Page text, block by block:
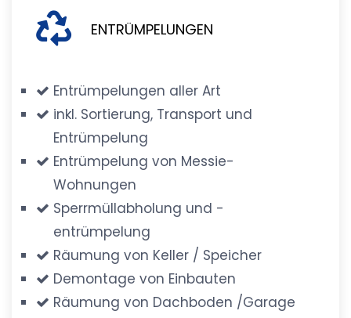
ENTRÜMPELUNGEN
Entrümpelungen aller Art
inkl. Sortierung, Transport und
Entrümpelung
Entrümpelung von Messie-
Wohnungen
Sperrmüllabholung und -
entrümpelung
Räumung von Keller / Speicher
Demontage von Einbauten
Räumung von Dachboden /Garage